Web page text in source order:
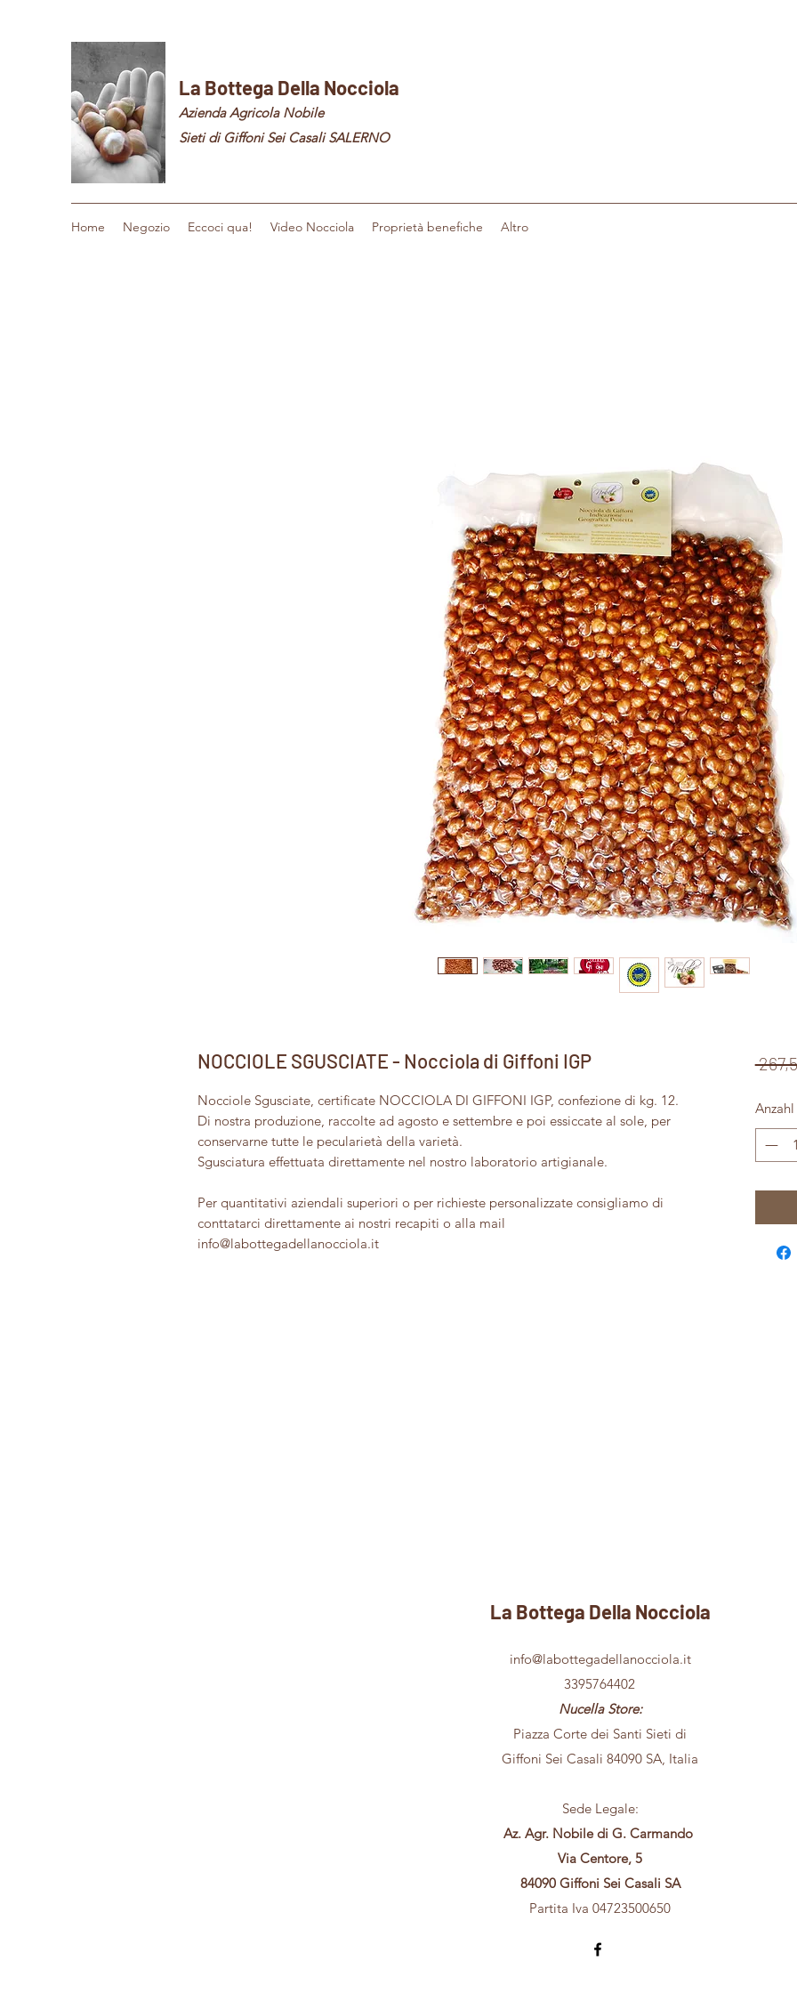
La Bottega Della Nocciola
Azienda Agricola Nobile
Sieti di Giffoni Sei Casali SALERNO
Home Negozio Eccoci qua! Video Nocciola Proprietà benefiche Altro
NOCCIOLE SGUSCIATE - Nocciola di Giffoni IGP
Nocciole Sgusciate, certificate NOCCIOLA DI GIFFONI IGP, confezione di kg. 12.
Di nostra produzione, raccolte ad agosto e settembre e poi essiccate al sole, per
conservarne tutte le pecularietà della varietà.
Sgusciatura effettuata direttamente nel nostro laboratorio artigianale.
Per quantitativi aziendali superiori o per richieste personalizzate consigliamo di
conttatarci direttamente ai nostri recapiti o alla mail
info@labottegadellanocciola.it
Anzahl
La Bottega Della Nocciola
info@labottegadellanocciola.it
3395764402
Nucella Store:
Piazza Corte dei Santi Sieti di
Giffoni Sei Casali 84090 SA, Italia
Sede Legale:
Az. Agr. Nobile di G. Carmando
Via Centore, 5
84090 Giffoni Sei Casali SA
Partita Iva 04723500650